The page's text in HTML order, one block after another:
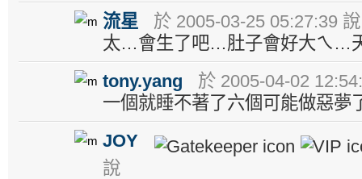
流星
於 2005-03-25 05:27:39 說
太…會生了吧…肚子會好大ㄟ…
tony.yang
於 2005-04-02
一個就睡不著了六個可能做惡夢
JOY
說